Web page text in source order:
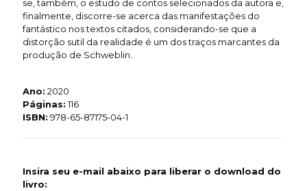
se, também, o estudo de contos selecionados da autora e,
finalmente, discorre-se acerca das manifestações do
fantástico nos textos citados, considerando-se que a
distorção sutil da realidade é um dos traços marcantes da
produção de Schweblin.
Ano: 2020
Páginas:116
ISBN: 978-65-87175-04-1
Insira seu e-mail abaixo para liberar o download do
livro: